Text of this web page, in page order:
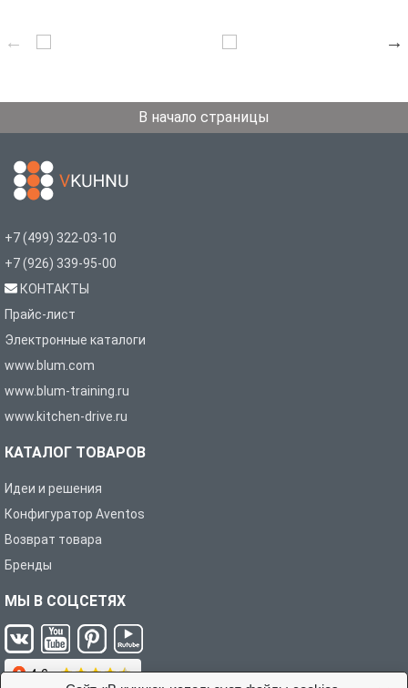
В начало страницы
+7 (499) 322-03-10
+7 (926) 339-95-00
КОНТАКТЫ
Прайс-лист
Электронные каталоги
www.blum.com
www.blum-training.ru
www.kitchen-drive.ru
КАТАЛОГ ТОВАРОВ
Идеи и решения
Конфигуратор Aventos
Возврат товара
Бренды
МЫ В СОЦСЕТЯХ